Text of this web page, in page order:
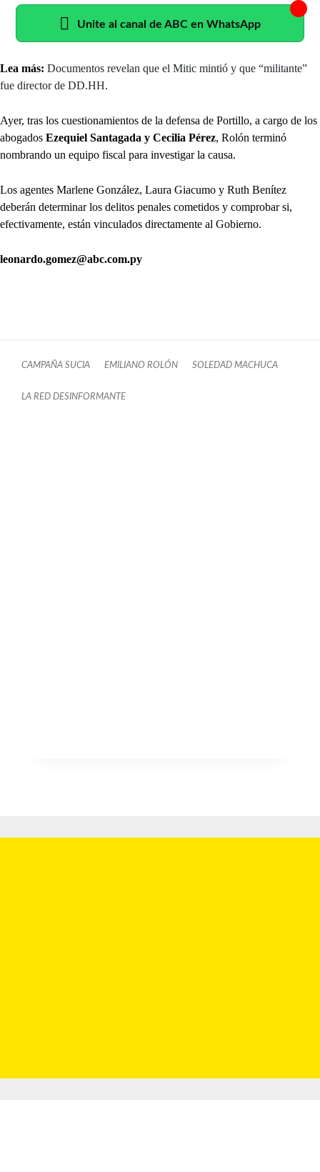
Unite al canal de ABC en WhatsApp
Lea más: Documentos revelan que el Mitic mintió y que “militante”
fue director de DD.HH.
Ayer, tras los cuestionamientos de la defensa de Portillo, a cargo de los
abogados Ezequiel Santagada y Cecilia Pérez, Rolón terminó
nombrando un equipo fiscal para investigar la causa.
Los agentes Marlene González, Laura Giacumo y Ruth Benítez
deberán determinar los delitos penales cometidos y comprobar si,
efectivamente, están vinculados directamente al Gobierno.
leonardo.gomez@abc.com.py
CAMPAÑA SUCIA EMILIANO ROLÓN SOLEDAD MACHUCA
LA RED DESINFORMANTE